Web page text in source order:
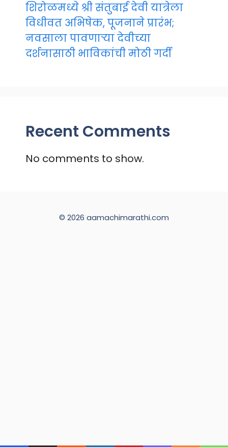
शिरोळमध्ये श्री संतुबाई देवी यात्रेला
विधीवत अभिषेक, पूजनाने प्रारंभ;
नवसाला पावणाऱ्या देवीच्या
दर्शनासाठी भाविकांची मोठी गर्दी
Recent Comments
No comments to show.
© 2026 aamachimarathi.com